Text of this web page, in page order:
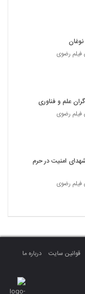
فیلم رضوی
علم و فناوری
فیلم رضوی
امنیت در حرم
فیلم رضوی
قوانین سایت
درباره ما